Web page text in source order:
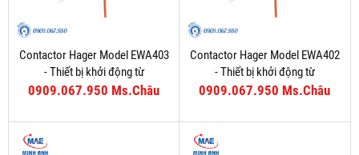
Contactor Hager Model EWA403
- Thiết bị khởi động từ
0909.067.950 Ms.Châu
Contactor Hager Model EWA402
- Thiết bị khởi động từ
0909.067.950 Ms.Châu